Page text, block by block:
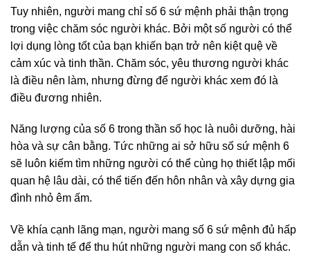
Tuy nhiên, người mang chỉ số 6 sứ mệnh phải thận trọng
trong việc chăm sóc người khác. Bởi một số người có thể
lợi dụng lòng tốt của bạn khiến bạn trở nên kiệt quệ về
cảm xúc và tinh thần. Chăm sóc, yêu thương người khác
là điều nên làm, nhưng đừng để người khác xem đó là
điều đương nhiên.
Năng lượng của số 6 trong thần số học là nuôi dưỡng, hài
hòa và sự cân bằng. Tức những ai sở hữu số sứ mệnh 6
sẽ luôn kiếm tìm những người có thể cùng họ thiết lập mối
quan hệ lâu dài, có thể tiến đến hôn nhân và xây dựng gia
đình nhỏ êm ấm.
Về khía cạnh lãng mạn, người mang số 6 sứ mệnh đủ hấp
dẫn và tinh tế để thu hút những người mang con số khác.